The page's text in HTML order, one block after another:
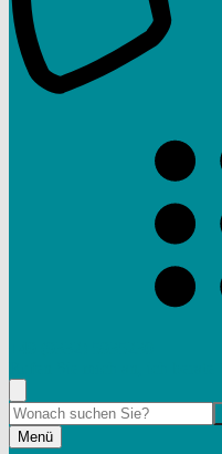
Menü